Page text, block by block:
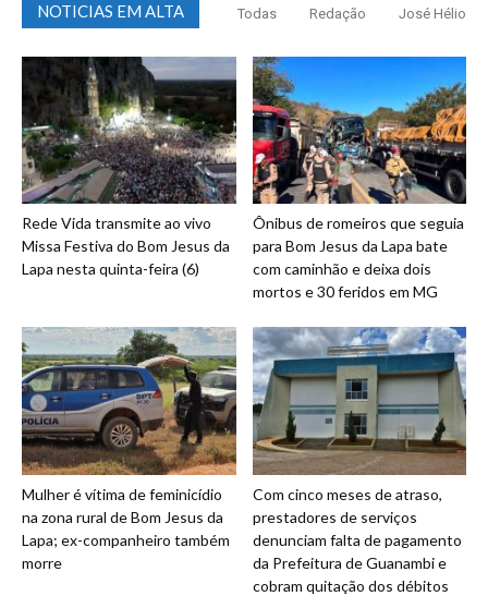
NOTICIAS EM ALTA Todas Redação José Hélio
Rede Vida transmite ao vivo
Missa Festiva do Bom Jesus da
Lapa nesta quinta-feira (6)
Ônibus de romeiros que seguia
para Bom Jesus da Lapa bate
com caminhão e deixa dois
mortos e 30 feridos em MG
Mulher é vítima de feminicídio
na zona rural de Bom Jesus da
Lapa; ex-companheiro também
morre
Com cinco meses de atraso,
prestadores de serviços
denunciam falta de pagamento
da Prefeitura de Guanambi e
cobram quitação dos débitos